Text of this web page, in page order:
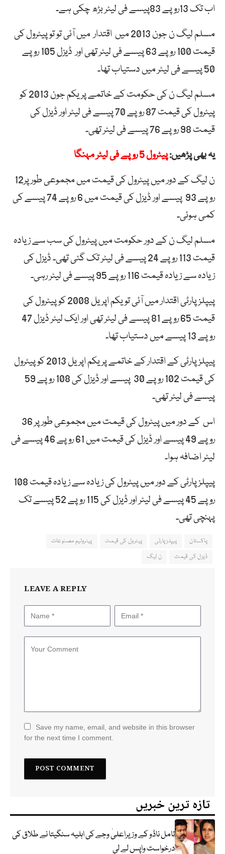
اب تک 13روپے 83پیسے فی لیٹر بڑھ چکی ہے۔
مسلم لیگ ن جون 2013 میں اقتدار میں آئی تو تو پیٹرول کی
قیمت 100 روپے 63 پیسے فی لیٹر تھی اور ڈیزل 105 روپے
50 پیسے فی لیٹر میں دستیاب تھا۔
مسلم لیگ ن کی حکومت کے خاتمے پر یکم جون 2013 کو
پیٹرول کی قیمت 87 روپے 70 پیسے فی لیٹر اور ڈیزل کی
قیمت 98 روپے 76 پیسے فی لیٹر تھی۔
یہ بھی پڑھیں:پیٹرول 5 روپے فی لیٹر مہنگا
ن لیگ کے دور میں پیٹرول کی قیمت میں مجموعی طور پر12
روپے 93 پیسے اور ڈیزل کی قیمت میں 6 روپے 74 پیسے کی
کمی ہوئی۔
مسلم لیگ ن کے دور حکومت میں پیٹرول کی سب سے زیادہ
قیمت 113 روپے 24 پیسے فی لیٹر تک گئی تھی۔ ڈیزل کی
زیادہ سے زیادہ قیمت 116 روپے 95 پیسے فی لیٹر رہی۔
پیپلز پارٹی اقتدار میں آئی تو یکم اپریل 2008 کو پیٹرول کی
قیمت 65 روپے 81 پیسے فی لیٹر تھی اور ایک لیٹر ڈیزل 47
روپے 13 پیسے میں دستیاب تھا۔
پیپلز پارٹی کے اقتدار کے خاتمے پر یکم اپریل 2013 کو پیٹرول
کی قیمت 102 روپے 30 پیسے اور ڈیزل کی 108 روپے 59
پیسے فی لیٹر تھی۔
اس کے دور میں پیٹرول کی قیمت میں مجموعی طور پر 36
روپے 49 پیسے اور ڈیزل کی قیمت میں 61 روپے 46 پیسے فی
لیٹر اضافہ ہوا۔
پیپلز پارٹی کے دور میں پیٹرول کی زیادہ سے زیادہ قیمت 108
روپے 45 پیسے فی لیٹر اور ڈیزل کی 115 روپے 52 پیسے تک
پہنچی تھی۔
پاکستان پیپلزپارٹی پیٹرول کی قیمت
پیٹرولیم مصنوعات
ڈیزل کی قیمت
ن لیگ
LEAVE A REPLY
Save my name, email, and website in this browser
for the next time I comment.
تازہ ترین خبریں
تامل ناڈو کے وزیراعلیٰ وجے کی اہلیہ سنگیتا نے طلاق کی
درخواست واپس لے لی